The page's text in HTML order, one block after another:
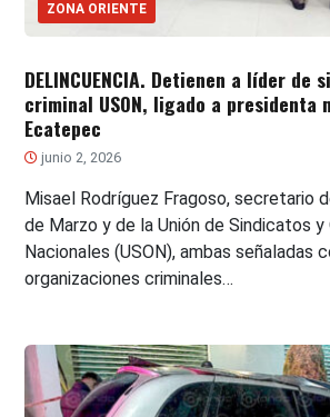
ZONA ORIENTE
DELINCUENCIA. Detienen a líder de
criminal USON, ligado a presidenta
Ecatepec
junio 2, 2026
Misael Rodríguez Fragoso, secretario
de Marzo y de la Unión de Sindicatos y
Nacionales (USON), ambas señaladas
organizaciones criminales…